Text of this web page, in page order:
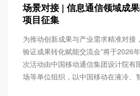
场景对接 | 信息通信领域成
项目征集
为推动创新成果与产业需求精准对接
验证成果转化赋能交流会”将于2026
次活动由中国移动通信集团设计院有
场等单位组织，以中国移动在液冷、